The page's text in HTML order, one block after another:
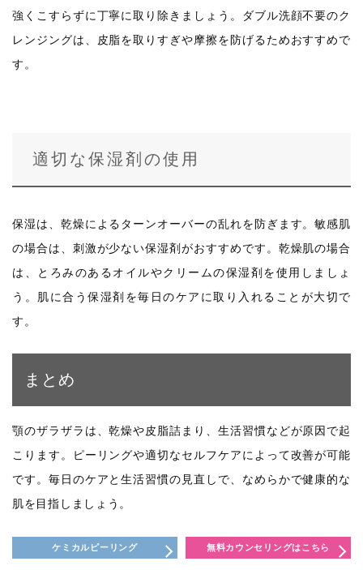
強くこすらずに丁寧に取り除きましょう。ダブル洗顔不要のク
レンジングは、皮脂を取りすぎや摩擦を防げるためおすすめで
す。
適切な保湿剤の使用
保湿は、乾燥によるターンオーバーの乱れを防ぎます。敏感肌
の場合は、刺激が少ない保湿剤がおすすめです。乾燥肌の場合
は、とろみのあるオイルやクリームの保湿剤を使用しましょ
う。肌に合う保湿剤を毎日のケアに取り入れることが大切で
す。
まとめ
顎のザラザラは、乾燥や皮脂詰まり、生活習慣などが原因で起
こります。ピーリングや適切なセルフケアによって改善が可能
です。毎日のケアと生活習慣の見直しで、なめらかで健康的な
肌を目指しましょう。
ケミカルピーリング 無料カウンセリングはこちら